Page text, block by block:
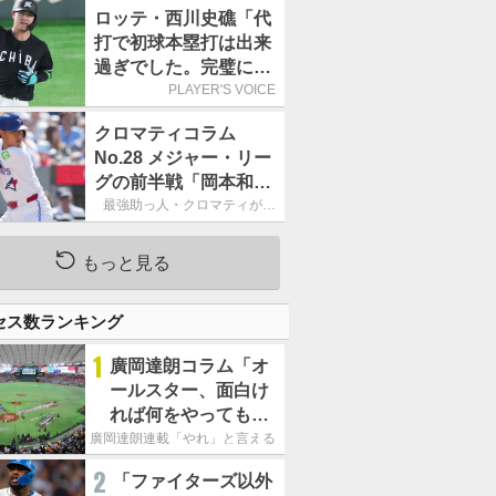
ロッテ・西川史礁「代
打で初球本塁打は出来
過ぎでした。完璧に打
てたと思います」／球
PLAYER'S VOICE
クロマティコラム
No.28 メジャー・リー
グの前半戦「岡本和真
の奮闘は誇らしいけれ
けない」
最強助っ人・クロマティが斬
る!!「日米・野球考察」
もっと見る
ス数ランキング
1 廣岡達朗コラム「オ
ールスター、面白け
れば何をやってもい
いという発想は大間
廣岡達朗連載「やれ」と言える信念
2 「ファイターズ以外